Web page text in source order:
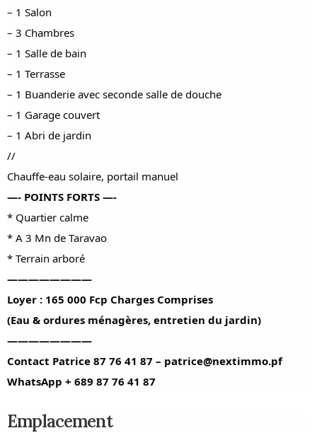
– 1 Salon
– 3 Chambres
– 1 Salle de bain
– 1 Terrasse
– 1 Buanderie avec seconde salle de douche
– 1 Garage couvert
– 1 Abri de jardin
//
Chauffe-eau solaire, portail manuel
—- POINTS FORTS —-
* Quartier calme
* A 3 Mn de Taravao
* Terrain arboré
————————
Loyer : 165 000 Fcp Charges Comprises
(Eau & ordures ménagères, entretien du jardin)
————————
Contact Patrice 87 76 41 87 – patrice@nextimmo.pf
WhatsApp + 689 87 76 41 87
Emplacement